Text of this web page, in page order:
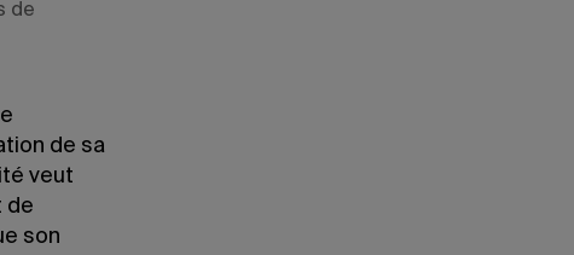
de
de sa
veut
de
son